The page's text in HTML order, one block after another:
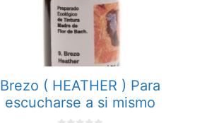
Brezo ( HEATHER ) Para
escucharse a si mismo